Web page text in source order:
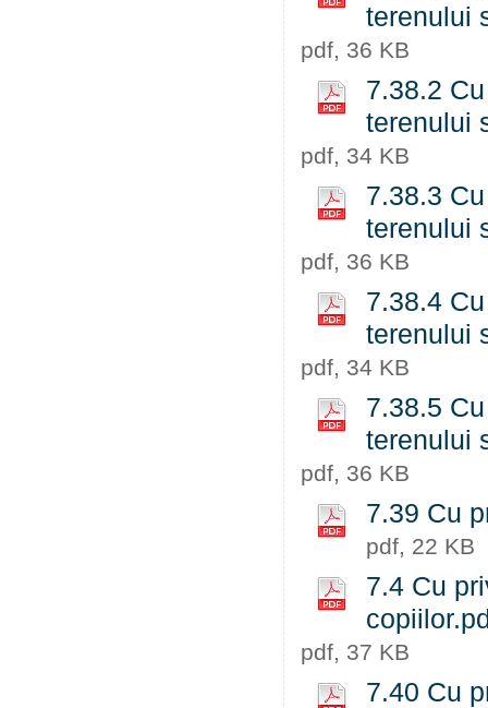
terenului
pdf, 36 KB
7.38.2
terenului
pdf, 34 KB
7.38.3
terenului
pdf, 36 KB
7.38.4
terenului
pdf, 34 KB
7.38.5
terenului
pdf, 36 KB
7.39 Cu
pdf, 22 KB
7.4 Cu
pdf, 37 KB
7.40 Cu